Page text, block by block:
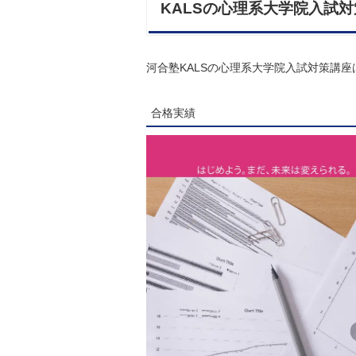
KALSの心理系大学院入試
河合塾KALSの心理系大学院入試対策講
合格実績